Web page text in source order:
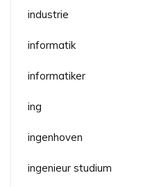
industrie
informatik
informatiker
ing
ingenhoven
ingenieur studium